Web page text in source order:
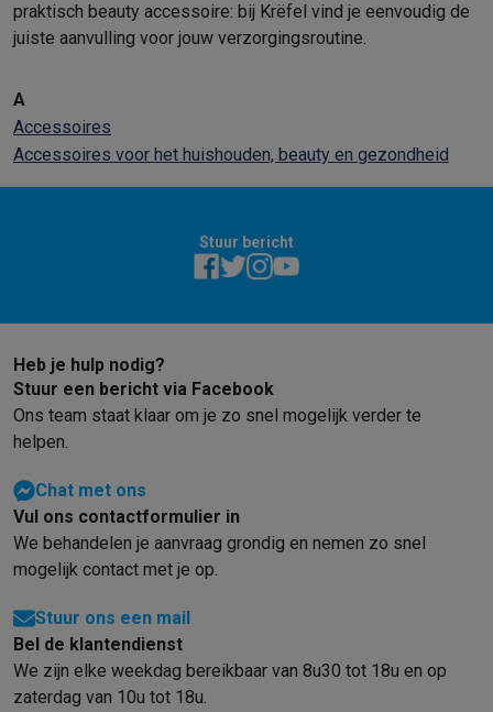
praktisch beauty accessoire: bij Krëfel vind je eenvoudig de
juiste aanvulling voor jouw verzorgingsroutine.
A
Accessoires
Accessoires voor het huishouden, beauty en gezondheid
Stuur bericht
Heb je hulp nodig?
Stuur een bericht via Facebook
Ons team staat klaar om je zo snel mogelijk verder te
helpen.
Chat met ons
Vul ons contactformulier in
We behandelen je aanvraag grondig en nemen zo snel
mogelijk contact met je op.
Stuur ons een mail
Bel de klantendienst
We zijn elke weekdag bereikbaar van 8u30 tot 18u en op
zaterdag van 10u tot 18u.